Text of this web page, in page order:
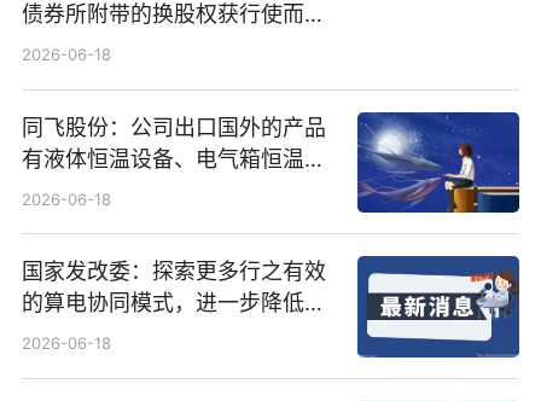
债券所附带的换股权获行使而发
行5200万股
2026-06-18
同飞股份：公司出口国外的产品
有液体恒温设备、电气箱恒温装
置、纯水冷却单元和特种换热器
2026-06-18
国家发改委：探索更多行之有效
的算电协同模式，进一步降低网
络传输时延_最资讯
2026-06-18